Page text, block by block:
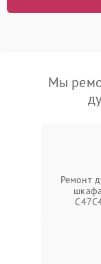
Мы
Ремонт